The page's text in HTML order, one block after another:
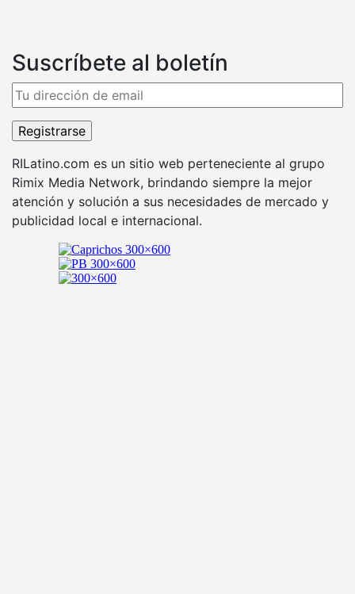
Suscríbete al boletín
RILatino.com es un sitio web perteneciente al grupo
Rimix Media Network, brindando siempre la mejor
atención y solución a sus necesidades de mercado y
publicidad local e internacional.